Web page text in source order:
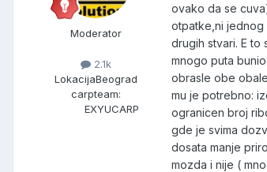
Moderator
2.1k
LokacijaBeograd
carpteam:
EXYUCARP
ovako da se
otpatke,ni jednog
drugih stvari. E to
mnogo puta
obrasle obe
mu je potrebno:
ogranicen broj
gde je svima
dosata manje
mozda i nije (